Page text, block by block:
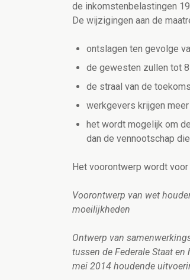
de inkomstenbelastingen
De wijzigingen aan de
ontslagen ten gevolge
de gewesten zullen tot
de straal van de
werkgevers krijgen
het wordt mogelijk om
dan de vennootschap
Het voorontwerp wordt
Voorontwerp van wet
moeilijkheden
Ontwerp van
tussen de Federale Staat
mei 2014 houdende